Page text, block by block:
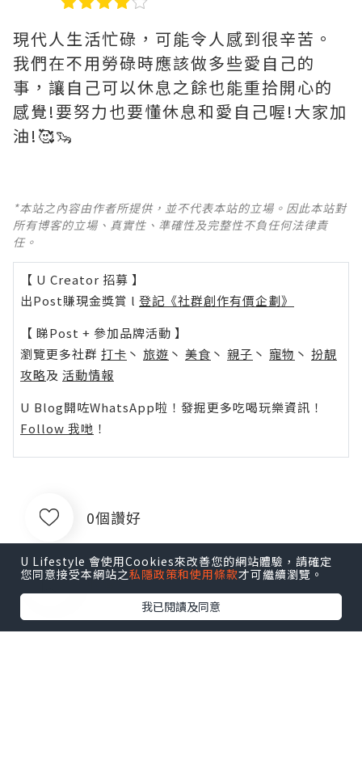
現代人生活忙碌，可能令人感到很辛苦。
我們在不用勞碌時應該做多些愛自己的
事，讓自己可以休息之餘也能重拾開心的
感覺!要努力也要懂休息和愛自己喔!大家加
油!🥰🦦
*本站之內容由作者所提供，並不代表本站的立場。因此本站對
所有博客的立場、真實性、準確性及完整性不負任何法律責
任。
【 U Creator 招募 】
出Post賺現金獎賞 l 登記《社群創作有價企劃》
【 睇Post + 參加品牌活動 】
瀏覽更多社群 打卡 丶 旅遊 丶 美食 丶 親子 丶 寵物 丶 扮靚
攻略及 活動情報
U Blog開咗WhatsApp啦！發掘更多吃喝玩樂資訊！
Follow 我哋 ！
0個讚好
收藏
U Lifestyle 會使用Cookies來改善您的網站體驗，請確定
您同意接受本網站之私隱政策和使用條款才可繼續瀏覽。
我已閱讀及同意